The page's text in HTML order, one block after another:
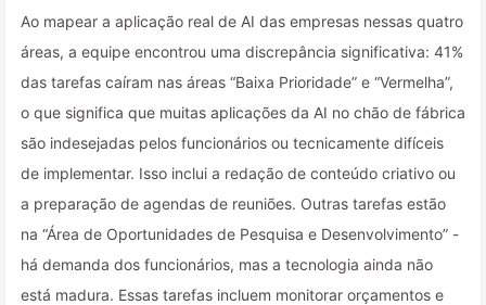
Ao mapear a aplicação real de AI das empresas nessas quatro
áreas, a equipe encontrou uma discrepância significativa: 41%
das tarefas caíram nas áreas “Baixa Prioridade” e “Vermelha”,
o que significa que muitas aplicações da AI no chão de fábrica
são indesejadas pelos funcionários ou tecnicamente difíceis
de implementar. Isso inclui a redação de conteúdo criativo ou
a preparação de agendas de reuniões. Outras tarefas estão
na “Área de Oportunidades de Pesquisa e Desenvolvimento” -
há demanda dos funcionários, mas a tecnologia ainda não
está madura. Essas tarefas incluem monitorar orçamentos e